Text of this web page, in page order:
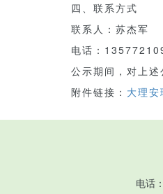
四、联系方式
联系人：苏杰军
电话：
公示期间，对上
附件链接： 大理
电话